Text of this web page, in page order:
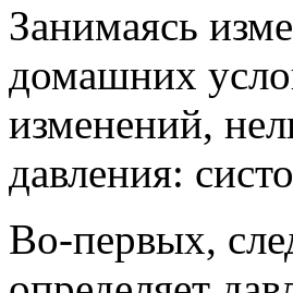
Занимаясь
домашних
изменений,
давления:
Во-первых,